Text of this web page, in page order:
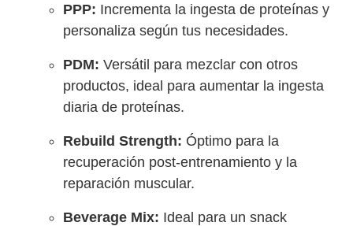
PPP: Incrementa la ingesta de proteínas y
personaliza según tus necesidades.
PDM: Versátil para mezclar con otros
productos, ideal para aumentar la ingesta
diaria de proteínas.
Rebuild Strength: Óptimo para la
recuperación post-entrenamiento y la
reparación muscular.
Beverage Mix: Ideal para un snack